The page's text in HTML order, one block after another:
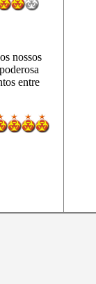
nossos
entre